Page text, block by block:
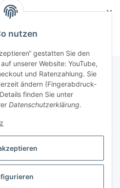
nutzen
gestatten Sie den
unserer Website: YouTube,
und Ratenzahlung. Sie
ändern (Fingerabdruck-
finden Sie unter
Datenschutzerklärung.
widerrufen